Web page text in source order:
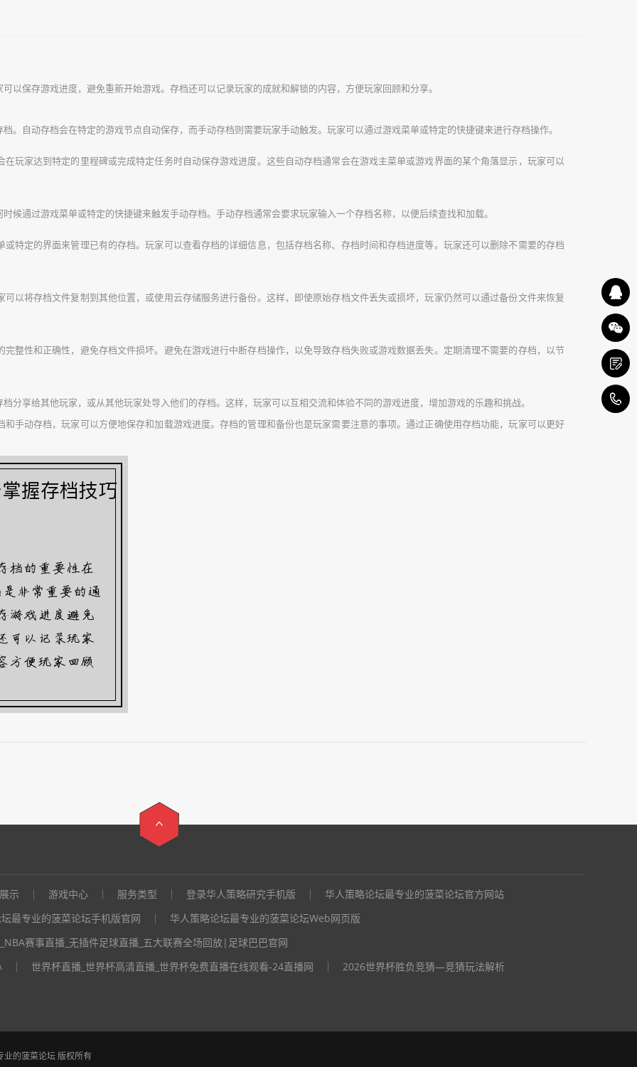
以保存游戏进度，避免重新开始游戏。存档还可以记录玩家的成就和解锁的内容，方便玩家回顾和分享。
。自动存档会在特定的游戏节点自动保存，而手动存档则需要玩家手动触发。玩家可以通过游戏菜单或特定的快捷键来进行存档操作。
玩家达到特定的里程碑或完成特定任务时自动保存游戏进度。这些自动存档通常会在游戏主菜单或游戏界面的某个角落显示，玩家可以
候通过游戏菜单或特定的快捷键来触发手动存档。手动存档通常会要求玩家输入一个存档名称，以便后续查找和加载。
特定的界面来管理已有的存档。玩家可以查看存档的详细信息，包括存档名称、存档时间和存档进度等。玩家还可以删除不需要的存档
以将存档文件复制到其他位置，或使用云存储服务进行备份。这样，即使原始存档文件丢失或损坏，玩家仍然可以通过备份文件来恢复
整性和正确性，避免存档文件损坏。避免在游戏进行中断存档操作，以免导致存档失败或游戏数据丢失。定期清理不需要的存档，以节
分享给其他玩家，或从其他玩家处导入他们的存档。这样，玩家可以互相交流和体验不同的游戏进度，增加游戏的乐趣和挑战。
手动存档，玩家可以方便地保存和加载游戏进度。存档的管理和备份也是玩家需要注意的事项。通过正确使用存档功能，玩家可以更好
示 游戏中心 服务类型 登录华人策略研究手机版
华人策略论坛最专业的菠菜论坛官方网站
最专业的菠菜论坛手机版官网
华人策略论坛最专业的菠菜论坛Web网页版
赛事直播_无插件足球直播_五大联赛全场回放|足球巴巴官网
世界杯直播_世界杯高清直播_世界杯免费直播在线观看-24直播网 2026世界杯胜负竞猜—竞猜玩法解析
的菠菜论坛 版权所有